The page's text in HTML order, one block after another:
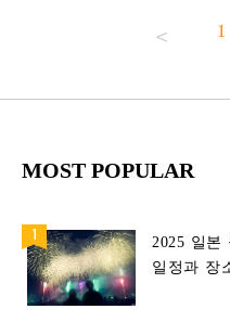
1
MOST POPULAR
2025 일본
일정과 장